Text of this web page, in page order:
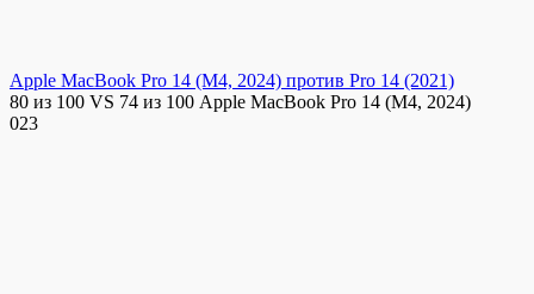
Apple MacBook Pro 14 (M4, 2024) против Pro 14 (2021)
80 из 100 VS 74 из 100 Apple MacBook Pro 14 (M4, 2024)
023